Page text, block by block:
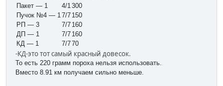
Пакет — 1
Пучок №4 — 1
РП — 3
ДП — 1
КД — 1
4/1
7/7
7/7
7/7
7/7
300
150
160
160
70
-КД-это тот самый красный довесок.
То есть 220 грамм пороха нельзя использовать.
Вместо 8.91 км получаем сильно меньше.